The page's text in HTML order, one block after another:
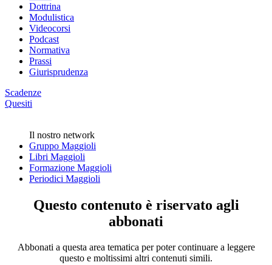
Dottrina
Modulistica
Videocorsi
Podcast
Normativa
Prassi
Giurisprudenza
Scadenze
Quesiti
Il nostro network
Gruppo Maggioli
Libri Maggioli
Formazione Maggioli
Periodici Maggioli
Questo contenuto è riservato agli
abbonati
Abbonati a questa area tematica per poter continuare a leggere
questo e moltissimi altri contenuti simili.